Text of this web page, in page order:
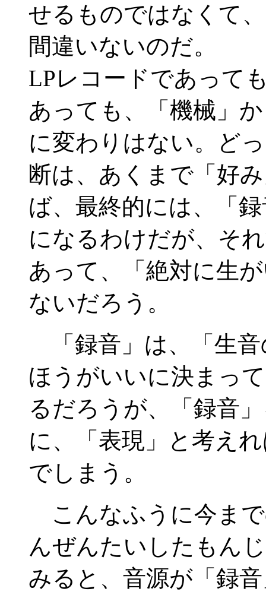
せるものではなくて
間違いないのだ。
LPレコードであって
あっても、「機械」
に変わりはない。ど
断は、あくまで「好
ば、最終的には、「
になるわけだが、そ
あって、「絶対に生
ないだろう。
「録音」は、「生音
ほうがいいに決まっ
るだろうが、「録音
に、「表現」と考え
でしまう。
こんなふうに今ま
んぜんたいしたもん
みると、音源が「録